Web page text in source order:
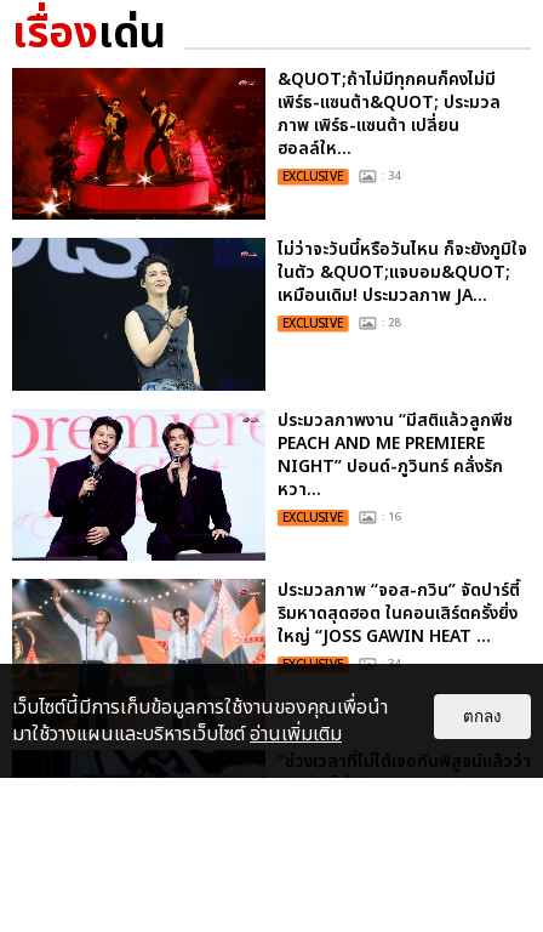
เรื่องเด่น
&QUOT;ถ้าไม่มีทุกคนก็คงไม่มี
เพิร์ธ-แซนต้า&QUOT; ประมวล
ภาพ เพิร์ธ-แซนต้า เปลี่ยน
ฮอลล์ให...
EXCLUSIVE : 34
ไม่ว่าจะวันนี้หรือวันไหน ก็จะยังภูมิใจ
ในตัว &QUOT;แจบอม&QUOT;
เหมือนเดิม! ประมวลภาพ JA...
EXCLUSIVE : 28
ประมวลภาพงาน “มีสติแล้วลูกพีช
PEACH AND ME PREMIERE
NIGHT” ปอนด์-ภูวินทร์ คลั่งรัก
หวา...
EXCLUSIVE : 16
ประมวลภาพ “จอส-กวิน” จัดปาร์ตี้
ริมหาดสุดฮอต ในคอนเสิร์ตครั้งยิ่ง
ใหญ่ “JOSS GAWIN HEAT ...
EXCLUSIVE : 34
“ช่วงเวลาที่ไม่ได้เจอกันพิสูจน์แล้วว่า
รักแท้จะไม่มีวันจางหาย” ประมวล
เว็บไซต์นี้มีการเก็บข้อมูลการใช้งานของคุณเพื่อนำ
มาใช้วางแผนและบริหารเว็บไซต์อ่านเพิ่มเติม
ตกลง